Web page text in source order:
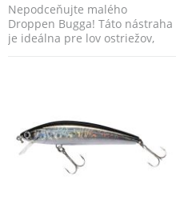
Nepodceňujte malého
Droppen Bugga! Táto nástraha
je ideálna pre lov ostriežov,